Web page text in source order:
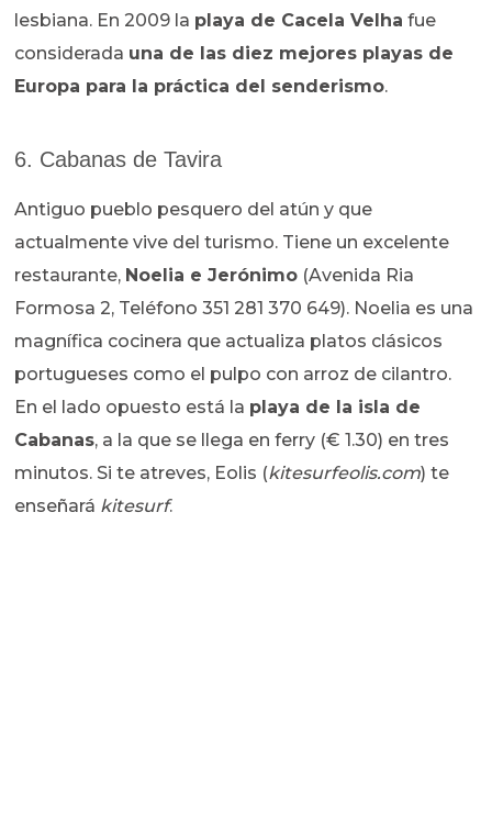
lesbiana. En 2009 la playa de Cacela Velha fue
considerada una de las diez mejores playas de
Europa para la práctica del senderismo.
6. Cabanas de Tavira
Antiguo pueblo pesquero del atún y que
actualmente vive del turismo. Tiene un excelente
restaurante, Noelia e Jerónimo (Avenida Ria
Formosa 2, Teléfono 351 281 370 649). Noelia es una
magnífica cocinera que actualiza platos clásicos
portugueses como el pulpo con arroz de cilantro.
En el lado opuesto está la playa de la isla de
Cabanas, a la que se llega en ferry (€ 1.30) en tres
minutos. Si te atreves, Eolis (kitesurfeolis.com) te
enseñará kitesurf.